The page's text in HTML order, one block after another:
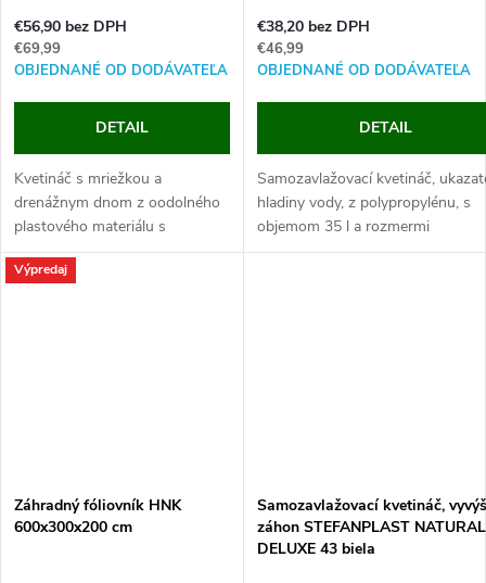
€56,90 bez DPH
€69,99
OBJEDNANÉ OD DODÁVATEĽA
DETAIL
Kvetináč s mriežkou a
drenážnym dnom z oodolného
plastového materiálu s
objemom 80 l a rozmermi 80 x
36 x 142 cm.
€38,20 bez DPH
€46,99
OBJEDNANÉ OD DODÁVATEĽA
DETAIL
Samozavlažovací kvetináč,
hladiny vody, z polypropylénu, s
objemom 35 l a rozmermi
43x43x33cm.
Výpredaj
Záhradný fóliovník HNK
600x300x200 cm
Samozavlažovací kvetináč,
záhon STEFANPLAST NATURAL
DELUXE 43 biela